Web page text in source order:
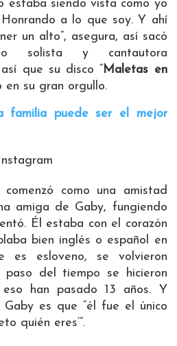
estaba siendo vista como yo
a lo que soy. Y ahí
un alto”, asegura, así sacó
solista y cantautora
que su disco “Maletas en
en su gran orgullo.
familia puede ser el mejor
como una amistad
amiga de Gaby, fungiendo
Él estaba con el corazón
bien inglés o español en
es esloveno, se volvieron
del tiempo se hicieron
han pasado 13 años. Y
es que “él fue el único
quién eres’”.